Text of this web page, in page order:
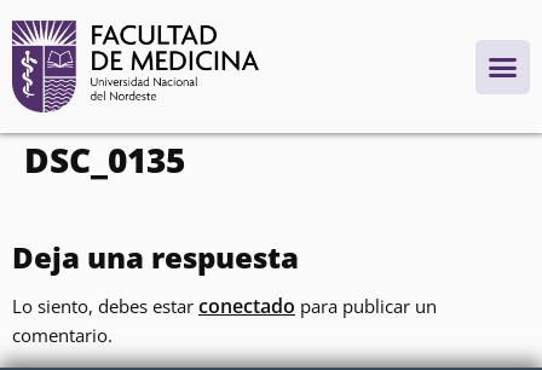
contenido
DSC_0135
Deja una respuesta
Lo siento, debes estar conectado para publicar un
comentario.